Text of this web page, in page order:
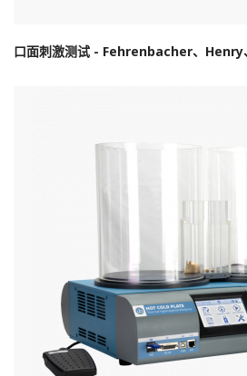
口面刺激测试 - Fehrenbacher、